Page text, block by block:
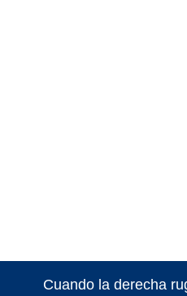
Cuando la derecha